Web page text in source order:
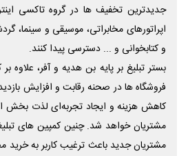
جدیدترین تخفیف ها در گروه تاکسی
اپراتورهای مخابراتی، موسیقی و سینما،
و کتابخوانی و ... دسترسی پیدا کنند.
بستر تبلیغ بر پایه بن هدیه و آفر، علاوه
فروشگاه ها در صحنه رقابت و افزایش
کاهش هزینه و ایجاد تجربه‌ای لذت بخش
مشتریان خواهد شد. چنین کمپین های
مشتریان جدید باعث ترغیب کاربر به